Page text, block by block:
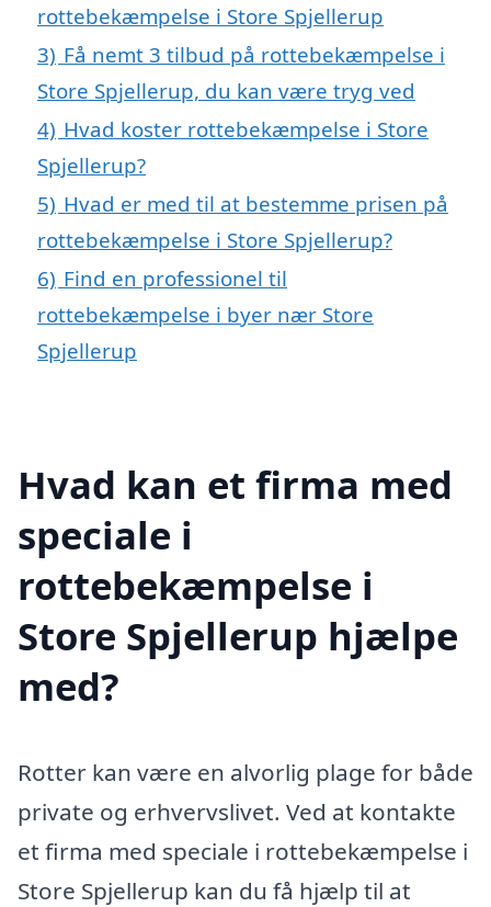
rottebekæmpelse i Store Spjellerup
3) Få nemt 3 tilbud på rottebekæmpelse i
Store Spjellerup, du kan være tryg ved
4) Hvad koster rottebekæmpelse i Store
Spjellerup?
5) Hvad er med til at bestemme prisen på
rottebekæmpelse i Store Spjellerup?
6) Find en professionel til
rottebekæmpelse i byer nær Store
Spjellerup
Hvad kan et firma med
speciale i
rottebekæmpelse i
Store Spjellerup hjælpe
med?
Rotter kan være en alvorlig plage for både
private og erhvervslivet. Ved at kontakte
et firma med speciale i rottebekæmpelse i
Store Spjellerup kan du få hjælp til at